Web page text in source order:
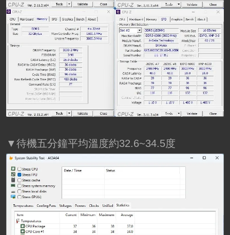
▼待機五分鐘平均溫度約32.6~34.5度